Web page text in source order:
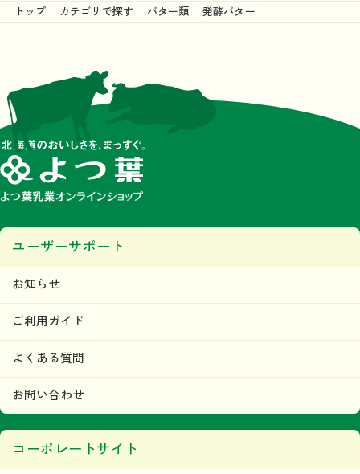
トップ カテゴリで探す バター類 発酵バター
ユーザーサポート
お知らせ
ご利用ガイド
よくある質問
お問い合わせ
コーポレートサイト